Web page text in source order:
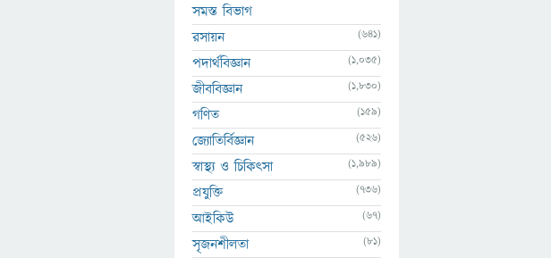
সমস্ত বিভাগ
রসায়ন
(641)
পদার্থবিজ্ঞান (1,035)
জীববিজ্ঞান (1,830)
গণিত (159)
জ্যোতির্বিজ্ঞান (526)
স্বাস্থ্য ও চিকিৎসা (1,989)
প্রযুক্তি (736)
আইকিউ (67)
সৃজনশীলতা (81)